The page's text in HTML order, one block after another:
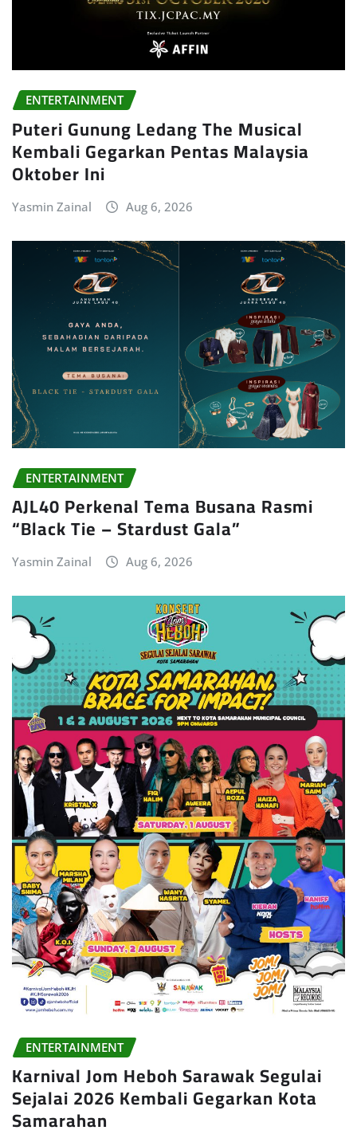
ENTERTAINMENT
Puteri Gunung Ledang The Musical
Kembali Gegarkan Pentas Malaysia
Oktober Ini
Yasmin Zainal Aug 6, 2026
ENTERTAINMENT
AJL40 Perkenal Tema Busana Rasmi
“Black Tie – Stardust Gala”
Yasmin Zainal Aug 6, 2026
ENTERTAINMENT
Karnival Jom Heboh Sarawak Segulai
Sejalai 2026 Kembali Gegarkan Kota
Samarahan